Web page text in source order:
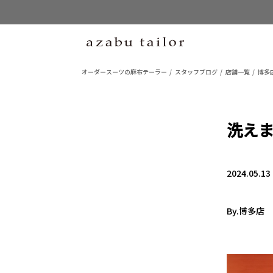
オーダースーツの麻布テーラー スタッフブログ 店舗一覧 博多
洗え
2024.05.13
By.博多店